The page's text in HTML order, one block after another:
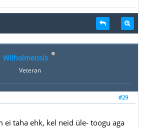
Wilholmensis
Veteran
#29
ei taha ehk, kel neid üle- toogu aga